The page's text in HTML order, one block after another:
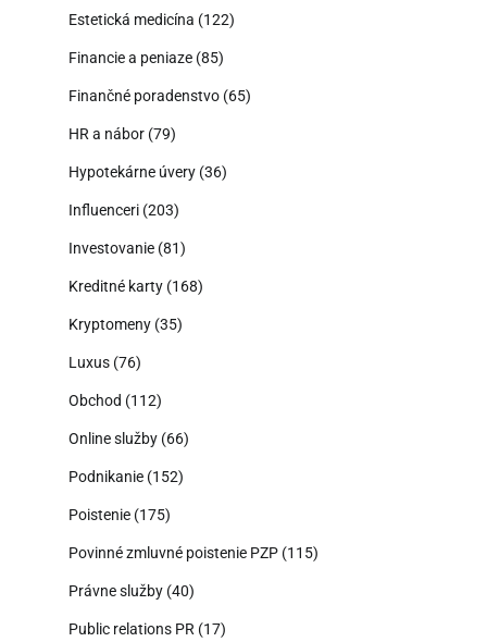
Estetická medicína (122)
Financie a peniaze (85)
Finančné poradenstvo (65)
HR a nábor (79)
Hypotekárne úvery (36)
Influenceri (203)
Investovanie (81)
Kreditné karty (168)
Kryptomeny (35)
Luxus (76)
Obchod (112)
Online služby (66)
Podnikanie (152)
Poistenie (175)
Povinné zmluvné poistenie PZP (115)
Právne služby (40)
Public relations PR (17)